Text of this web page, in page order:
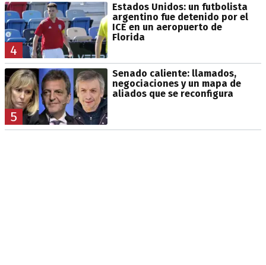
4
Estados Unidos: un futbolista
argentino fue detenido por el
ICE en un aeropuerto de
Florida
5
Senado caliente: llamados,
negociaciones y un mapa de
aliados que se reconfigura